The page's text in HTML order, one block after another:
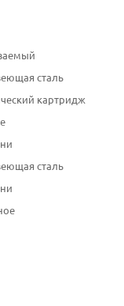
сталь
картридж
сталь